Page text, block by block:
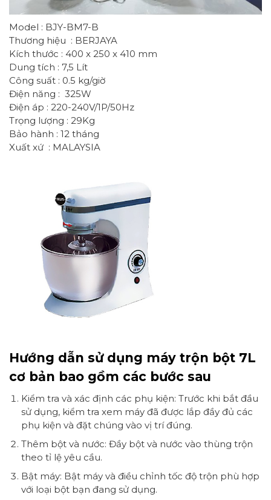
Model : BJY-BM7-B
Thương hiệu : BERJAYA
Kích thước : 400 x 250 x 410 mm
Dung tích : 7,5 Lít
Công suất : 0.5 kg/giờ
Điện năng : 325W
Điện áp : 220-240V/1P/50Hz
Trọng lượng : 29Kg
Bảo hành : 12 tháng
Xuất xứ : MALAYSIA
Hướng dẫn sử dụng máy trộn bột 7L
cơ bản bao gồm các bước sau
Kiểm tra và xác định các phụ kiện: Trước khi bắt đầu
sử dụng, kiểm tra xem máy đã được lắp đầy đủ các
phụ kiện và đặt chúng vào vị trí đúng.
Thêm bột và nước: Đầy bột và nước vào thùng trộn
theo tỉ lệ yêu cầu.
Bật máy: Bật máy và điều chỉnh tốc độ trộn phù hợp
với loại bột bạn đang sử dụng.